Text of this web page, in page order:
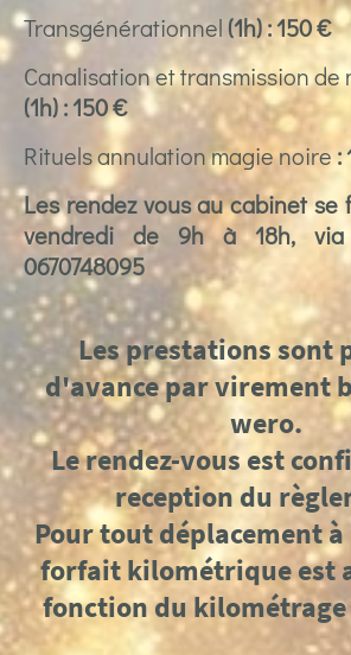
Transgénérationnel (1h) : 150 €
Canalisation et transmission de
(1h) : 150 €
Rituels annulation magie noire:
Les rendez vous au cabinet se
vendredi de 9h à 18h, via
0670748095
Les prestations sont
d'avance par virement
wero.
Le rendez-vous est
reception du
Pour tout déplacement
forfait kilométrique est
fonction du